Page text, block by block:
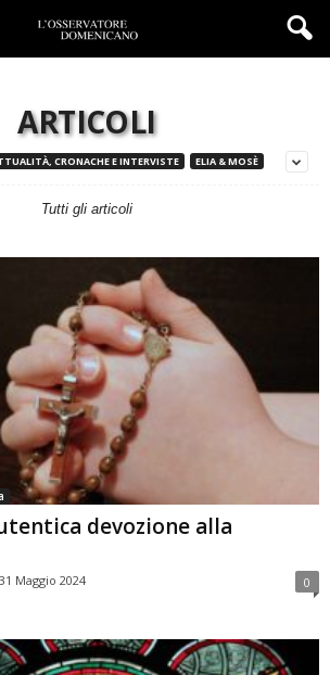
ARTICOLI
CRONACHE E INTERVISTE ELIA & MOSÈ
Tutti gli articoli
devozione alla
31 Maggio 2024 0